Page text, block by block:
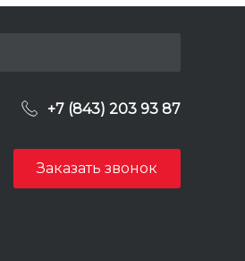
+7 (843) 203 93 87
Заказать звонок